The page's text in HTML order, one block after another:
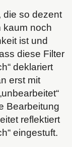
die so dezent
kaum noch
ist und
diese Filter
deklariert
erst mit
Bearbeitung
reflektiert
eingestuft.